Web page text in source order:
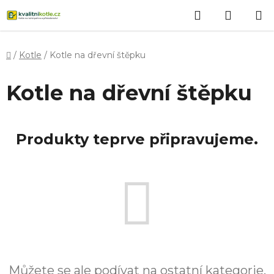
na
obsah
Hledat
KOŠÍK
Domů
/ Kotle / Kotle na dřevní štěpku
Kotle na dřevní štěpku
Produkty teprve připravujeme.
Můžete se ale podívat na ostatní kategorie.